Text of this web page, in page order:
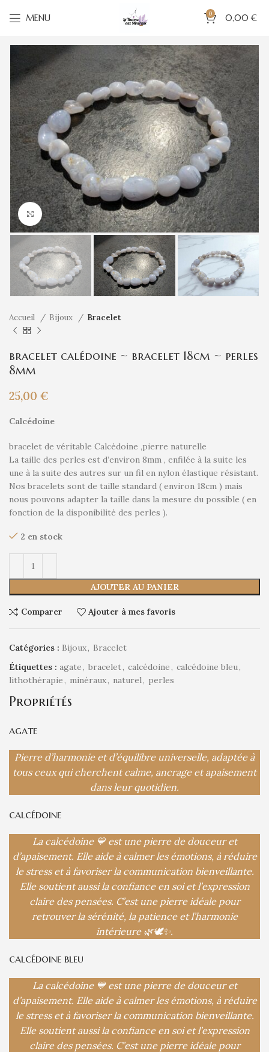
MENU 0 0,00 €
Cliquez pour agrandir
Accueil Bijoux Bracelet
bracelet calédoine ~ bracelet 18cm ~ perles
8mm
25,00 €
Calcédoine
bracelet de véritable Calcédoine ,pierre naturelle
La taille des perles est d’environ 8mm , enfilée à la suite les
une à la suite des autres sur un fil en nylon élastique résistant.
Nos bracelets sont de taille standard ( environ 18cm ) mais
nous pouvons adapter la taille dans la mesure du possible ( en
fonction de la disponibilité des perles ).
2 en stock
AJOUTER AU PANIER
Comparer Ajouter à mes favoris
Catégories : Bijoux, Bracelet
Étiquettes : agate, bracelet, calcédoine, calcédoine bleu,
lithothérapie, minéraux, naturel, perles
Propriétés
agate
Pierre d’harmonie et d’équilibre universelle, adaptée à
tous ceux qui cherchent calme, ancrage et apaisement
dans leur quotidien.
calcédoine
La calcédoine 💙 est une pierre de douceur et
d’apaisement. Elle aide à calmer les émotions, à réduire
le stress et à favoriser la communication bienveillante.
Elle soutient aussi la confiance en soi et l’expression
claire des pensées. C’est une pierre idéale pour
retrouver la sérénité, la patience et l’harmonie
intérieure 🌿🕊️✨.
calcédoine bleu
La calcédoine 💙 est une pierre de douceur et
d’apaisement. Elle aide à calmer les émotions, à réduire
le stress et à favoriser la communication bienveillante.
Elle soutient aussi la confiance en soi et l’expression
claire des pensées. C’est une pierre idéale pour